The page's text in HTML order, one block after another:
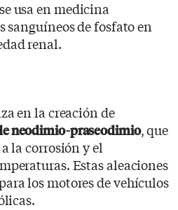
usa en medicina
sanguíneos de fosfato en
renal.
en la creación de
neodimio-praseodimio, que
la corrosión y el
Estas aleaciones
los motores de vehículos